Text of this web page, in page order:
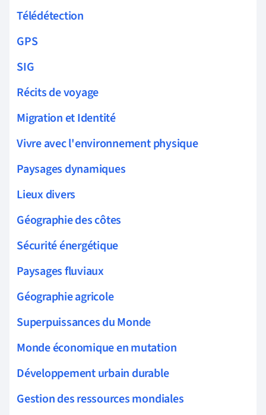
Télédétection
GPS
SIG
Récits de voyage
Migration et Identité
Vivre avec l'environnement physique
Paysages dynamiques
Lieux divers
Géographie des côtes
Sécurité énergétique
Paysages fluviaux
Géographie agricole
Superpuissances du Monde
Monde économique en mutation
Développement urbain durable
Gestion des ressources mondiales